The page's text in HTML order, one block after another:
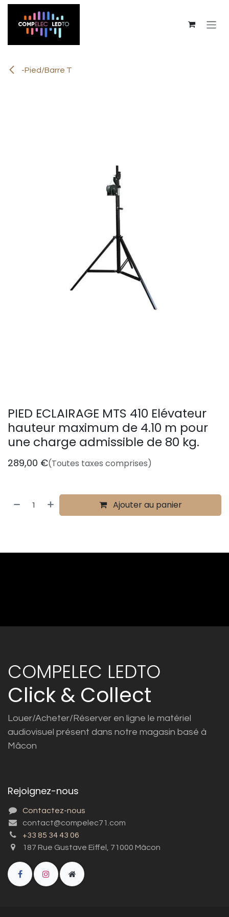
Se rendre au contenu
-Pied/Barre T
PIED ECLAIRAGE MTS 410 Elévateur
hauteur maximum de 4.10 m pour
une charge admissible de 80 kg.
289,00 €(Toutes taxes comprises)
Ajouter au panier
COMPELEC LEDTO
Click & Collect
Louer/Acheter/Réserver en ligne le matériel
audiovisuel présent dans notre magasin basé à
Mâcon
Rejoignez-nous
Contactez-nous
contact@compelec71.com
+33 85 34 43 06
187 Rue Gustave Eiffel, 71000 Mâcon